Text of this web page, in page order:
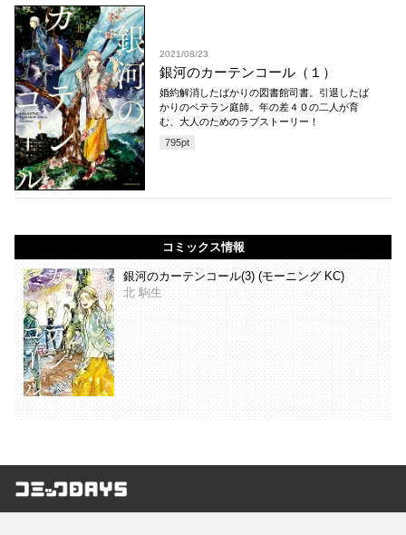
2021/08/23
銀河のカーテンコール（１）
婚約解消したばかりの図書館司書。引退したば
かりのベテラン庭師。年の差４０の二人が育
む、大人のためのラブストーリー！
795pt
コミックス情報
銀河のカーテンコール(3) (モーニング KC)
北 駒生
コミックDAYS